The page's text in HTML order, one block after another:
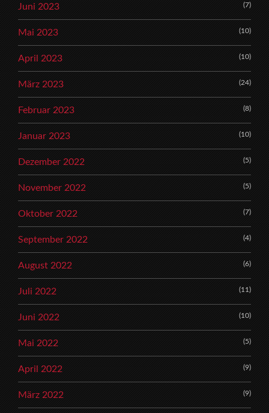
Juni 2023 (7)
Mai 2023 (10)
April 2023 (10)
März 2023 (24)
Februar 2023 (8)
Januar 2023 (10)
Dezember 2022 (5)
November 2022 (5)
Oktober 2022 (7)
September 2022 (4)
August 2022 (6)
Juli 2022 (11)
Juni 2022 (10)
Mai 2022 (5)
April 2022 (9)
März 2022 (9)